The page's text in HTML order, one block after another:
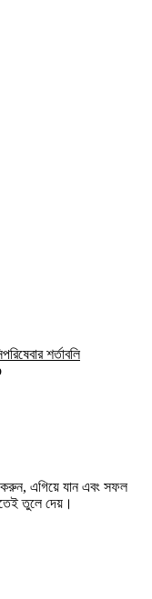
পরিষেবার শর্তাবলি
এগিয়ে যান এবং সফল
তুলে দেয়।